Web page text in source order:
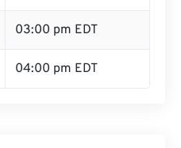
03:00 pm EDT
04:00 pm EDT